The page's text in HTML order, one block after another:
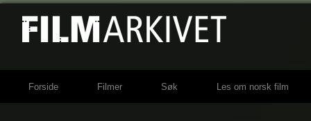
Forside Filmer Søk Les om norsk film